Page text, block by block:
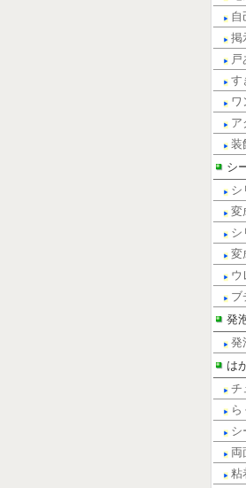
自
掲
す
ワ
ア
装
シ
シ
変
シ
変
ウ
ブ
発
発
は
チ
ら
シ
両
粘